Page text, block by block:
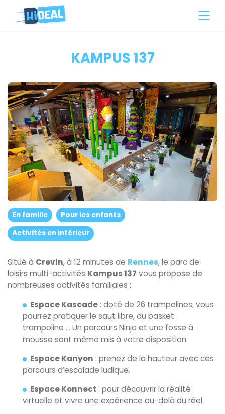
KAMPUS 137
En famille
Pour les enfants
Activités en intérieur
Situé à Crevin, à 12 minutes de Rennes, le parc de
loisirs multi-activités Kampus 137 vous propose de
nombreuses activités familiales :
Espace Kascade : doté de 26 trampolines, vous
pourrez pratiquer le saut libre, du basket
trampoline ... Un parcours Ninja et une fosse à
mousse sont même mis à votre disposition.
Espace Kanyon : prenez de la hauteur avec ces
parcours d’escalade ludique.
Espace Konnect : pour découvrir la réalité
virtuelle et vivre une expérience au-delà du réel.